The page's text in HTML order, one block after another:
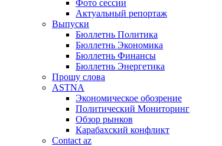
Фото сессии
Актуальный репортаж
Выпуски
Бюллетнь Политика
Бюллетнь Экономика
Бюллетнь Финансы
Бюллетнь Энергетика
Прошу слова
ASTNA
Экономическое обозрение
Политический Мониторинг
Обзор рынков
Карабахский конфликт
Contact az